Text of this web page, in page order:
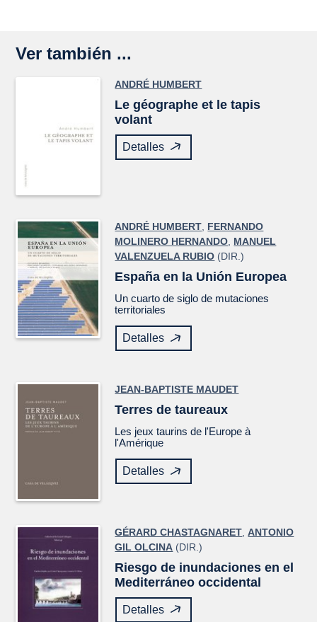
Ver también ...
ANDRÉ HUMBERT
Le géographe et le tapis
volant
Detalles
ANDRÉ HUMBERT, FERNANDO
MOLINERO HERNANDO, MANUEL
VALENZUELA RUBIO (DIR.)
España en la Unión Europea
Un cuarto de siglo de mutaciones
territoriales
Detalles
JEAN-BAPTISTE MAUDET
Terres de taureaux
Les jeux taurins de l'Europe à
l'Amérique
Detalles
GÉRARD CHASTAGNARET ,ANTONIO
GIL OLCINA (DIR.)
Riesgo de inundaciones en el
Mediterráneo occidental
Detalles